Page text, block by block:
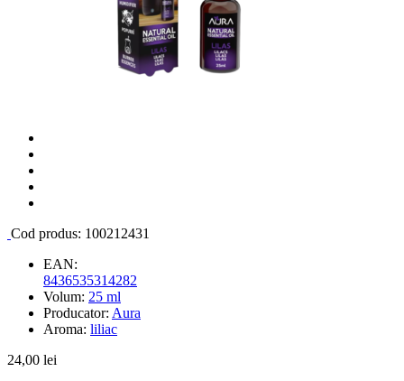
Cod produs: 100212431
EAN:
8436535314282
Volum: 25 ml
Producator: Aura
Aroma: liliac
24,00 lei